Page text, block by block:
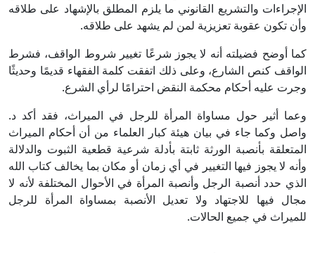
الإجراءات والتشريع القانوني ما يلزم المطلق بالإشهاد على طلاقه
وأن تكون عقوبة تعزيزية لمن لم يشهد على طلاقه.
كما أوضح فضيلته أنه لا يجوز شرعًا تغيير شروط الواقف، فشرط
الواقف كنص الشارع، وعلى ذلك اتفقت كلمة الفقهاء قديمًا وحديثًا
وجرت عليه أحكام محكمة النقض احترامًا لرأي الشرع.
وعما أثير حول مساواة المرأة للرجل في الميراث، فقد أكد د.
واصل وكما جاء في بيان هيئة كبار العلماء من أن أحكام الميراث
المتعلقة بأنصبة الورثة ثابتة بأدلة شرعية قطعية الثبوت والدلالة
وأنه لا يجوز فيها التغيير في أي زمان أو مكان بما يخالف كتاب الله
الذي حدد أنصبة الرجل وأنصبة المرأة في الأحوال المختلفة لأنه لا
مجال فيها للاجتهاد ولا تعديل الأنصبة بمساواة المرأة للرجل
للميراث في جميع الحالات.